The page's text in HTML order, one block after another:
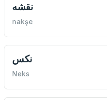
نقشه
nakşe
نكس
Neks